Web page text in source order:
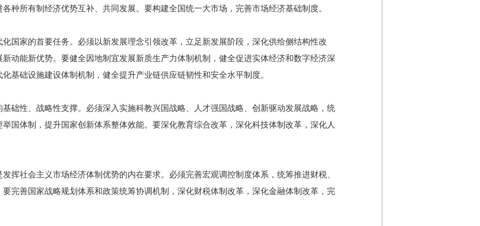
种所有制经济优势互补、共同发展。要构建全国统一大市场，完善市场经济基础制度。
国家的首要任务。必须以新发展理念引领改革，立足新发展阶段，深化供给侧结构性改
动能新优势。要健全因地制宜发展新质生产力体制机制，健全促进实体经济和数字经济深
基础设施建设体制机制，健全提升产业链供应链韧性和安全水平制度。
础性、战略性支撑。必须深入实施科教兴国战略、人才强国战略、创新驱动发展战略，统
国体制，提升国家创新体系整体效能。要深化教育综合改革，深化科技体制改革，深化人
挥社会主义市场经济体制优势的内在要求。必须完善宏观调控制度体系，统筹推进财税、
完善国家战略规划体系和政策统筹协调机制，深化财税体制改革，深化金融体制改革，完